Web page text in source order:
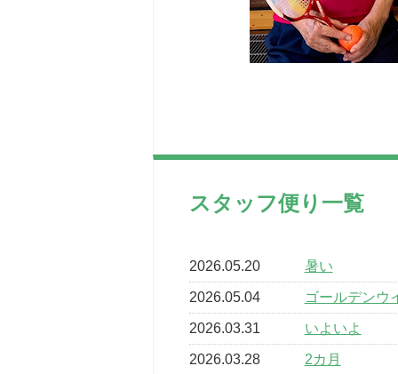
スタッフ便り一覧
2026.05.20 暑い
2026.05.04 ゴールデンウ
2026.03.31 いよいよ
2026.03.28 2カ月